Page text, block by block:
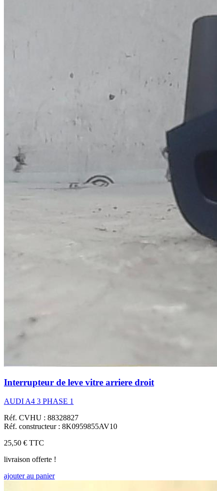
Interrupteur de leve vitre arriere droit
AUDI A4 3 PHASE 1
Réf. CVHU : 88328827
Réf. constructeur : 8K0959855AV10
25,50 € TTC
livraison offerte !
ajouter au panier